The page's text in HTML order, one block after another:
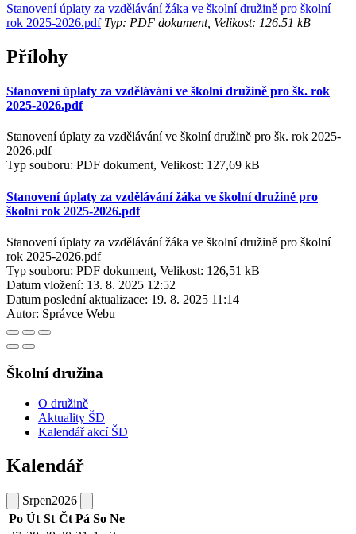
Stanovení úplaty za vzdělávání žáka ve školní družině pro školní
rok 2025-2026.pdfTyp: PDF dokument, Velikost: 126.51 kB
Přílohy
Stanovení úplaty za vzdělávání ve školní družině pro šk. rok
2025-2026.pdf
Stanovení úplaty za vzdělávání ve školní družině pro šk. rok 2025-
2026.pdf
Typ souboru: PDF dokument, Velikost: 127,69 kB
Stanovení úplaty za vzdělávání žáka ve školní družině pro
školní rok 2025-2026.pdf
Stanovení úplaty za vzdělávání žáka ve školní družině pro školní
rok 2025-2026.pdf
Typ souboru: PDF dokument, Velikost: 126,51 kB
Datum vložení: 13. 8. 2025 12:52
Datum poslední aktualizace: 19. 8. 2025 11:14
Autor: Správce Webu
Školní družina
O družině
Aktuality ŠD
Kalendář akcí ŠD
Kalendář
Srpen2026
Po Út St Čt Pá So Ne